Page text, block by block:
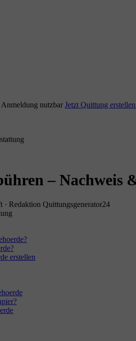
nutzbar Jetzt Quittung
– Nachweis
· Redaktion Quittungsgenerator24
erstellen